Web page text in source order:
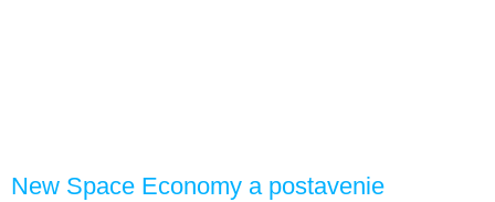
New Space Economy a postavenie